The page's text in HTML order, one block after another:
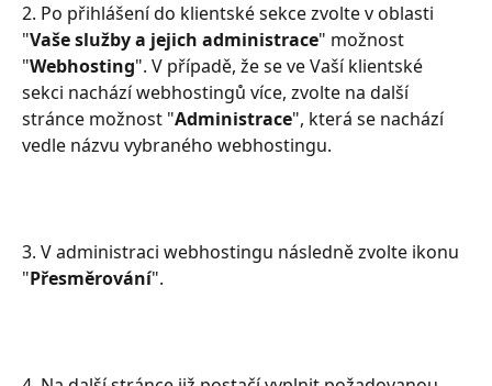
2. Po přihlášení do klientské sekce zvolte v oblasti
"Vaše služby a jejich administrace" možnost
"Webhosting". V případě, že se ve Vaší klientské
sekci nachází webhostingů více, zvolte na další
stránce možnost "Administrace", která se nachází
vedle názvu vybraného webhostingu.
3. V administraci webhostingu následně zvolte ikonu
"Přesměrování".